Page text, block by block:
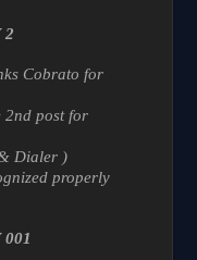
2
Cobrato for
2nd post for
Dialer )
properly